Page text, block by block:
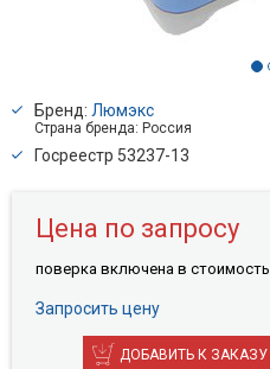
Бренд: Люмэкс
Страна бренда: Россия
Госреестр 53237-13
Цена по запросу
поверкa включена в стоимость
Запросить цену
ДОБАВИТЬ К ЗАКАЗУ